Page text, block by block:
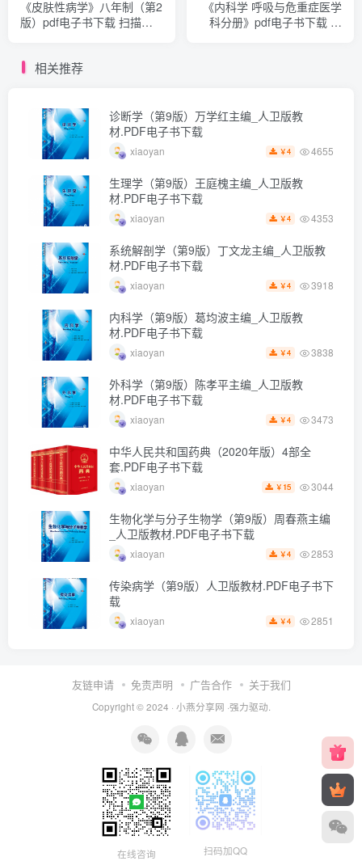
《皮肤性病学》八年制（第2
版）pdf电子书下载 扫描版
《内科学 呼吸与危重症医学
科分册》pdf电子书下载 住
相关推荐
诊断学（第9版）万学红主编_人卫版教
材.PDF电子书下载
xiaoyan ￥4 4655
生理学（第9版）王庭槐主编_人卫版教
材.PDF电子书下载
xiaoyan ￥4 4353
系统解剖学（第9版）丁文龙主编_人卫版教
材.PDF电子书下载
xiaoyan ￥4 3918
内科学（第9版）葛均波主编_人卫版教
材.PDF电子书下载
xiaoyan ￥4 3838
外科学（第9版）陈孝平主编_人卫版教
材.PDF电子书下载
xiaoyan ￥4 3473
中华人民共和国药典（2020年版）4部全
套.PDF电子书下载
xiaoyan ￥ 15 3044
生物化学与分子生物学（第9版）周春燕主编
_人卫版教材.PDF电子书下载
xiaoyan ￥4 2853
传染病学（第9版）人卫版教材.PDF电子书下
载
xiaoyan ￥4 2851
友链申请 免责声明 广告合作 关于我们
Copyright © 2024 · 小燕分享网 ·强力驱动.
在线咨询 扫码加QQ